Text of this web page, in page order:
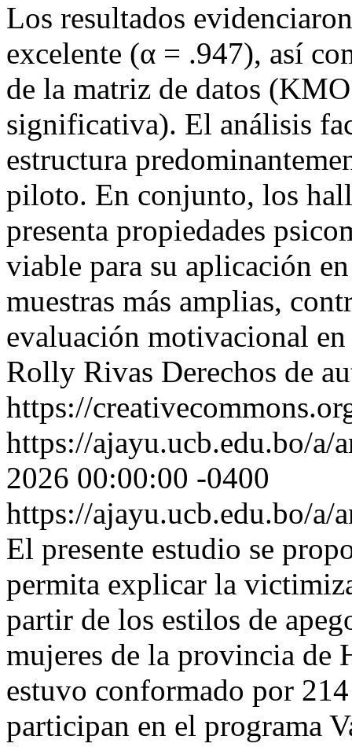
Los resultados
excelente (α = .947), así
de la matriz de datos
significativa). El análisis
estructura
piloto. En conjunto, los
presenta propiedades
viable para su aplicación
muestras más amplias,
evaluación motivacional
Rolly Rivas Derechos de
https://
https://ajayu.ucb.edu.bo/a/
2026 00:00:00 -0400
https://ajayu.ucb.edu.bo/
El presente estudio se
permita explicar la
partir de los estilos de
mujeres de la provincia de
estuvo conformado por
participan en el programa